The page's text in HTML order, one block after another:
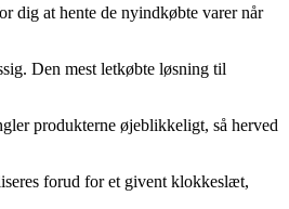
dig at hente de nyindkøbte varer når
Den mest letkøbte løsning til
produkterne øjeblikkeligt, så herved
forud for et givent klokkeslæt,